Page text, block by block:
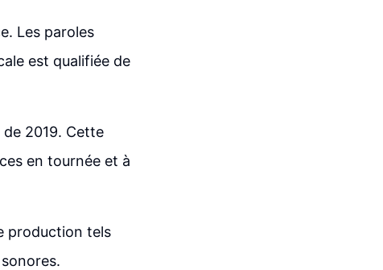
Les paroles
est qualifiée de
2019. Cette
en tournée et à
production tels